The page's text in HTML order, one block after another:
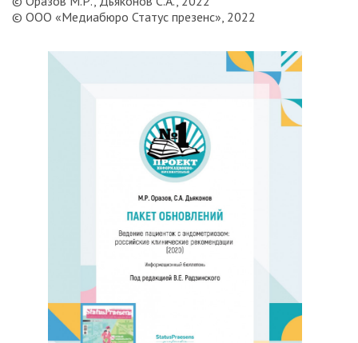
© ООО «Медиабюро Статус презенс», 2022